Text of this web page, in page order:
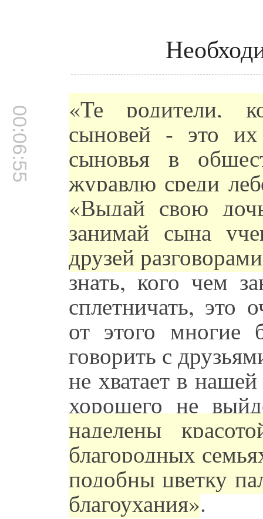
00:06:55 «Те родители,
сыновей - это их
сыновья в
журавлю среди
«Выдай свою
занимай сына
друзей
знать, кого чем
сплетничать, это
от этого многие
говорить с
не хватает в
хорошего не
наделены
благородных
подобны цветку
благоухания».